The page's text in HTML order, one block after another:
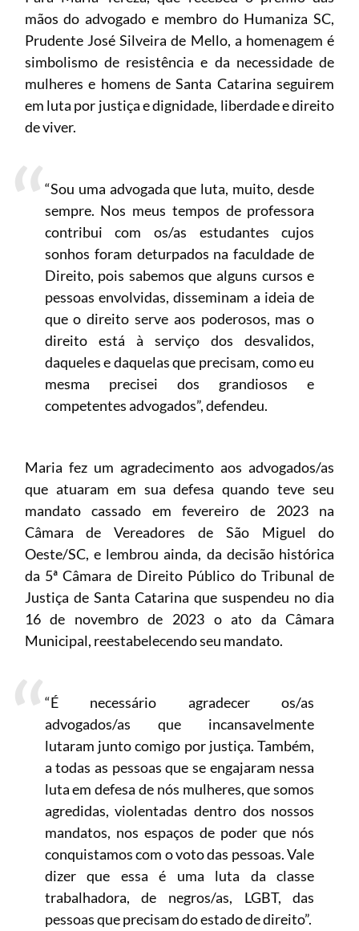
mãos do advogado e membro do Humaniza SC,
Prudente José Silveira de Mello, a homenagem é
simbolismo de resistência e da necessidade de
mulheres e homens de Santa Catarina seguirem
em luta por justiça e dignidade, liberdade e direito
de viver.
“Sou uma advogada que luta, muito, desde
sempre. Nos meus tempos de professora
contribui com os/as estudantes cujos
sonhos foram deturpados na faculdade de
Direito, pois sabemos que alguns cursos e
pessoas envolvidas, disseminam a ideia de
que o direito serve aos poderosos, mas o
direito está à serviço dos desvalidos,
daqueles e daquelas que precisam, como eu
mesma precisei dos grandiosos e
competentes advogados”, defendeu.
Maria fez um agradecimento aos advogados/as
que atuaram em sua defesa quando teve seu
mandato cassado em fevereiro de 2023 na
Câmara de Vereadores de São Miguel do
Oeste/SC, e lembrou ainda, da decisão histórica
da 5ª Câmara de Direito Público do Tribunal de
Justiça de Santa Catarina que suspendeu no dia
16 de novembro de 2023 o ato da Câmara
Municipal, reestabelecendo seu mandato.
“É necessário agradecer os/as
advogados/as que incansavelmente
lutaram junto comigo por justiça. Também,
a todas as pessoas que se engajaram nessa
luta em defesa de nós mulheres, que somos
agredidas, violentadas dentro dos nossos
mandatos, nos espaços de poder que nós
conquistamos com o voto das pessoas. Vale
dizer que essa é uma luta da classe
trabalhadora, de negros/as, LGBT, das
pessoas que precisam do estado de direito”.